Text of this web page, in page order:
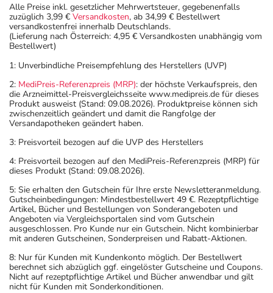
Alle Preise inkl. gesetzlicher Mehrwertsteuer, gegebenenfalls
zuzüglich 3,99 € Versandkosten, ab 34,99 € Bestellwert
versandkostenfrei innerhalb Deutschlands.
(Lieferung nach Österreich: 4,95 € Versandkosten unabhängig vom
Bestellwert)
1: Unverbindliche Preisempfehlung des Herstellers (UVP)
2: MediPreis-Referenzpreis (MRP): der höchste Verkaufspreis, den
die Arzneimittel-Preisvergleichsseite www.medipreis.de für dieses
Produkt ausweist (Stand: 09.08.2026). Produktpreise können sich
zwischenzeitlich geändert und damit die Rangfolge der
Versandapotheken geändert haben.
3: Preisvorteil bezogen auf die UVP des Herstellers
4: Preisvorteil bezogen auf den MediPreis-Referenzpreis (MRP) für
dieses Produkt (Stand: 09.08.2026).
5: Sie erhalten den Gutschein für Ihre erste Newsletteranmeldung.
Gutscheinbedingungen: Mindestbestellwert 49 €. Rezeptpflichtige
Artikel, Bücher und Bestellungen von Sonderangeboten und
Angeboten via Vergleichsportalen sind vom Gutschein
ausgeschlossen. Pro Kunde nur ein Gutschein. Nicht kombinierbar
mit anderen Gutscheinen, Sonderpreisen und Rabatt-Aktionen.
8: Nur für Kunden mit Kundenkonto möglich. Der Bestellwert
berechnet sich abzüglich ggf. eingelöster Gutscheine und Coupons.
Nicht auf rezeptpflichtige Artikel und Bücher anwendbar und gilt
nicht für Kunden mit Sonderkonditionen.